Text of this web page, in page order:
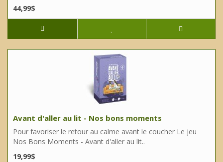
44,99$
Avant d'aller au lit - Nos bons moments
Pour favoriser le retour au calme avant le coucher Le jeu
Nos Bons Moments - Avant d'aller au lit..
19,99$